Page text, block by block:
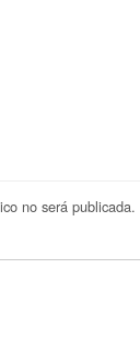
no será publicada.